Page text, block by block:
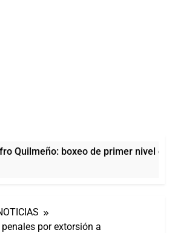
Quilmeño: boxeo de primer nivel en
por extorsión a